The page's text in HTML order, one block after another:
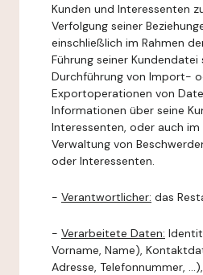
Kunden und Interessenten
Verfolgung seiner
einschließlich im Rahmen
Führung seiner Kundendatei
Durchführung von Import-
Exportoperationen von
Informationen über seine
Interessenten, oder auch im
Verwaltung von
oder Interessenten.
- Verantwortlicher: das
- Verarbeitete Daten:
Vorname, Name),
Adresse, Telefonnummer,